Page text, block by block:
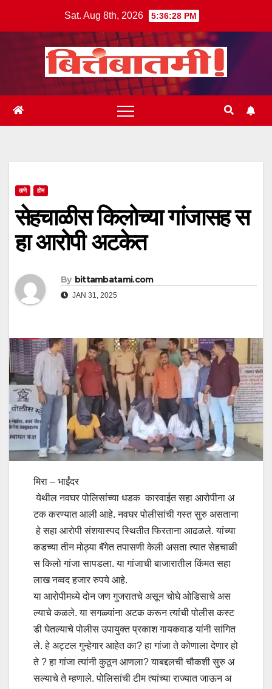
Sat. Aug 8th, 2026 5:36:29 PM
ठाणे होम
सेहचाळीस किलोच्या गांजासह स
हा आरोपी अटकेत
By bittambatami.com
JAN 31, 2025
मिरा – भाईंदर
येथील नवघर पोलिसांच्या धडक कारवाईत सहा आरोपीना अ
टक करण्यात आली आहे. नवघर पोलीसांची गस्त सुरु असताना
हे सहा आरोपी संशयास्पद स्थितीत फिरताना आढळले. यांच्या
कडच्या तीन मोठ्या बॅगेत तपासणी केली असता त्यात सेहचाळी
स किलो गांजा सापडला. या गांजाची बाजारातील किंमत सहा
लाख नव्वद हजार रुपये आहे.
या आरोपीमध्ये दोन जण गुजरातचे असून चोघे ओडिसाचे अस
ल्याचे कळले. या सगळ्यांना अटक करून त्यांची पोलीस कस्ट
डी घेतल्याचे पोलीस उपायुक्त प्रकाश गायकवाड यांनी सांगित
ले. हे अट्टल गुन्हेगार आहेत का? हा गांजा ते कोणाला देणार हो
ते ? हा गांजा त्यांनी कुठून आणला? याबद्दलची चौकशी सुरु अ
सल्याचे ते म्हणाले. पोलिसांची टीम त्यांच्या राज्यात जाऊन अ